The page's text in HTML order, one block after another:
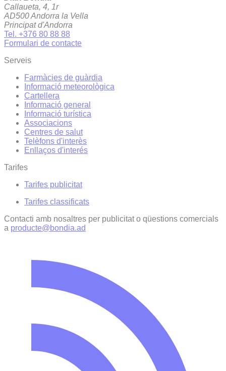
Callaueta, 4, 1r
AD500 Andorra la Vella
Principat d'Andorra
Tel. +376 80 88 88
Formulari de contacte
Serveis
Farmàcies de guàrdia
Informació meteorològica
Cartellera
Informació general
Informació turística
Associacions
Centres de salut
Telèfons d'interès
Enllaços d'interés
Tarifes
Tarifes publicitat
Tarifes classificats
Contacti amb nosaltres per publicitat o qüestions comercials
a producte@bondia.ad